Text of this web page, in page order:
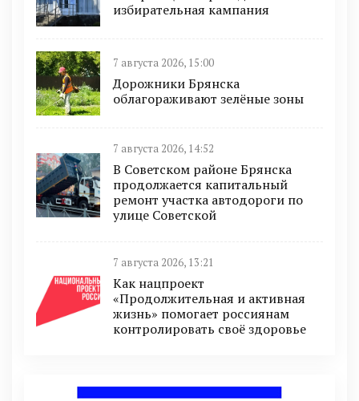
избирательная кампания
7 августа 2026, 15:00
Дорожники Брянска
облагораживают зелёные зоны
7 августа 2026, 14:52
В Советском районе Брянска
продолжается капитальный
ремонт участка автодороги по
улице Советской
7 августа 2026, 13:21
Как нацпроект
«Продолжительная и активная
жизнь» помогает россиянам
контролировать своё здоровье